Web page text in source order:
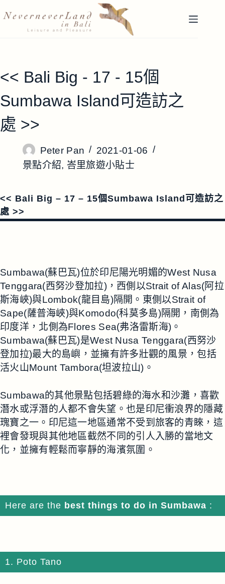
至
容
<< Bali Big - 17 - 15個
Sumbawa Island可造訪之
處 >>
Peter Pan
2021-01-06
景點介紹, 峇里旅遊小貼士
<< Bali Big – 17 – 15個Sumbawa Island可造訪之
處 >>
Sumbawa(蘇巴瓦)位於印尼陽光明媚的West Nusa
Tenggara(西努沙登加拉)，西側以Strait of Alas(阿拉
斯海峽)與Lombok(龍目島)隔開。東側以Strait of
Sape(薩普海峽)與Komodo(科莫多島)隔開，南側為
印度洋，北側為Flores Sea(弗洛雷斯海)。
Sumbawa(蘇巴瓦)是West Nusa Tenggara(西努沙
登加拉)最大的島嶼，並擁有許多壯觀的風景，包括
活火山Mount Tambora(坦波拉山)。
Sumbawa的其他景點包括碧綠的海水和沙灘，喜歡
潛水或浮潛的人都不會失望。也是印尼衝浪界的隱藏
瑰寶之一。印尼這一地區通常不受到旅客的青睞，這
裡會發現與其他地區截然不同的引人入勝的當地文
化，並擁有輕鬆而寧靜的海濱氛圍。
Here are the best things to do in Sumbawa :
1. Poto Tano